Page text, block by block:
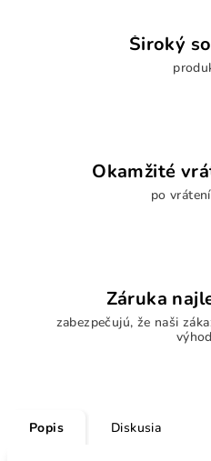
Široký
Okamžité
po
Záruka
zabezpečujú, že naši
Popis Diskusia